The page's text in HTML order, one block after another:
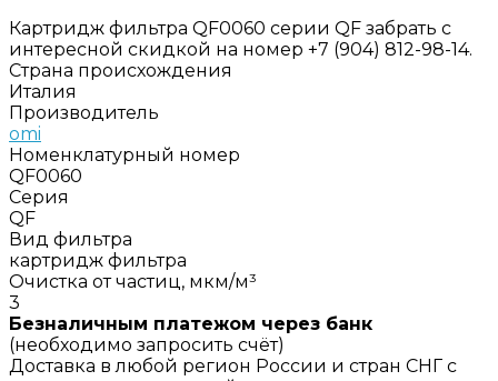
Картридж фильтра QF0060 серии QF забрать с
интересной скидкой на номер +7 (904) 812-98-14.
Страна происхождения
Италия
Производитель
omi
Номенклатурный номер
QF0060
Серия
QF
Вид фильтра
картридж фильтра
Очистка от частиц, мкм/м³
3
Безналичным платежом через банк
(необходимо запросить счёт)
Доставка в любой регион России и стран СНГ с